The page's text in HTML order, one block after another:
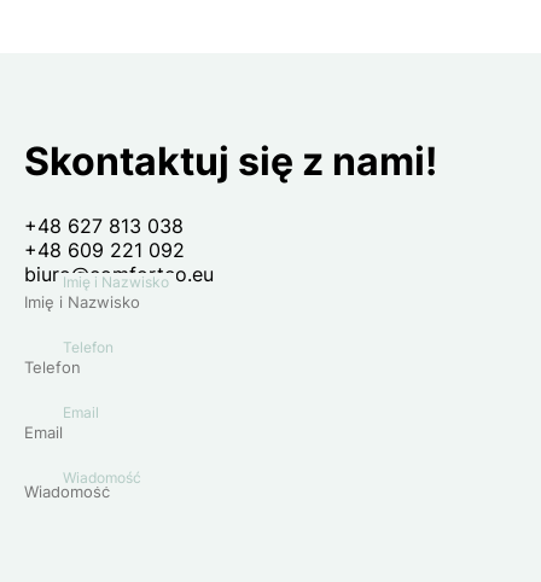
Skontaktuj się z nami!
+48 627 813 038
+48 609 221 092
biuro@comforteo.eu
Imię i Nazwisko
Telefon
Email
Wiadomość